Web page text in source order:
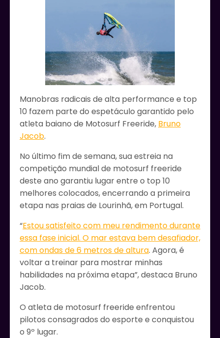
Manobras radicais de alta performance e top
10 fazem parte do espetáculo garantido pelo
atleta baiano de Motosurf Freeride, Bruno
Jacob.
No último fim de semana, sua estreia na
competição mundial de motosurf freeride
deste ano garantiu lugar entre o top 10
melhores colocados, encerrando a primeira
etapa nas praias de Lourinhã, em Portugal.
“Estou satisfeito com meu rendimento durante
essa fase inicial. O mar estava bem desafiador,
com ondas de 6 metros de altura. Agora, é
voltar a treinar para mostrar minhas
habilidades na próxima etapa”, destaca Bruno
Jacob.
O atleta de motosurf freeride enfrentou
pilotos consagrados do esporte e conquistou
o 9º lugar.